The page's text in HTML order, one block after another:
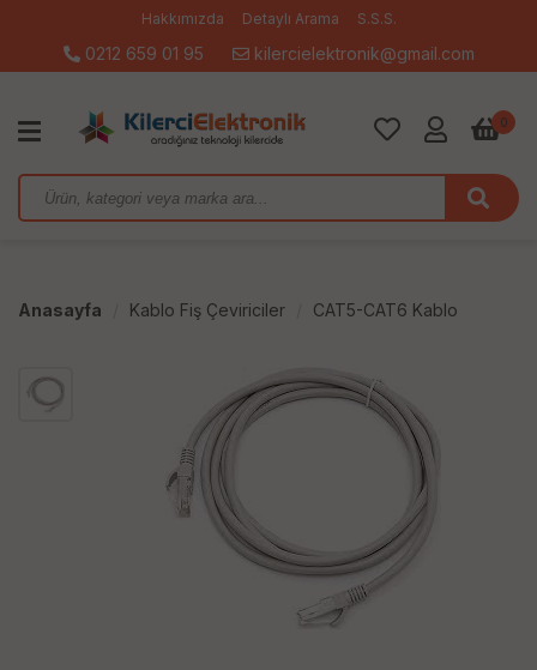
Hakkımızda Detaylı Arama S.S.S.
0212 659 01 95 kilercielektronik@gmail.com
0
Anasayfa Kablo Fiş Çeviriciler CAT5-CAT6 Kablo